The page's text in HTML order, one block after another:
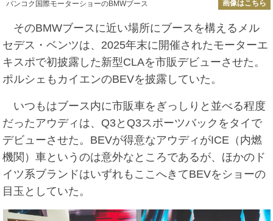
バンコク国際モーターショーのBMWブース 画像はこちら
そのBMWブースに近い場所にブースを構えるメル
セデス・ベンツは、2025年末に開催されたモーターエ
キスポで初披露した新型CLAを市販デビューさせた。
ポルシェもカイエンのBEVを披露していた。
いつもはブース内に市販車をぎっしりと並べる程度
だったアウディは、Q3とQ3スポーツバックをタイで
デビューさせた。BEVが得意なアウディがICE（内燃
機関）車というのは意外なところであるが、ほかのド
イツ系ブランドはいずれもここへきてBEVをショーの
目玉としていた。